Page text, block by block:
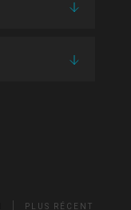
PLUS RÉCENT